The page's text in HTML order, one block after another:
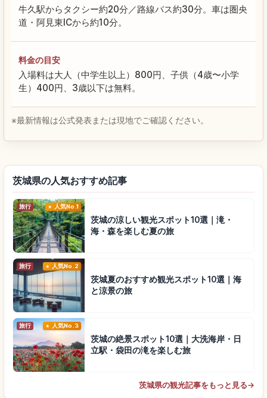
牛久駅からタクシー約20分／路線バス約30分。車は圏央
道・阿見東ICから約10分。
料金の目安
入場料は大人（中学生以上）800円、子供（4歳〜小学
生）400円、3歳以下は無料。
※最新情報は公式発表または現地でご確認ください。
茨城県の人気おすすめ記事
旅行 人気No.1
茨城の涼しい観光スポット10選｜滝・
海・森を楽しむ夏の旅
旅行 人気No.2
茨城夏のおすすめ観光スポット10選｜海
と涼景の旅
旅行 人気No.3
茨城の絶景スポット10選｜大洗海岸・日
立駅・袋田の滝を楽しむ旅
茨城県の観光記事をもっと見る→